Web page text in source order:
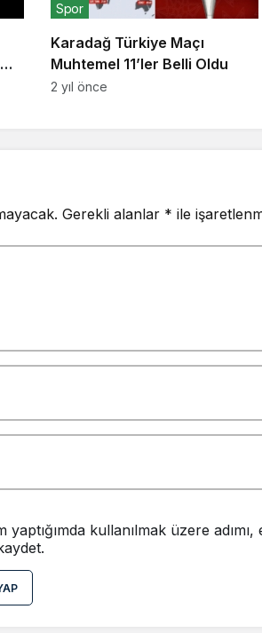
Karadağ Türkiye Maçı
Muhtemel 11’ler Belli Oldu
Spor
2 yıl önce
Gerekli alanlar * ile
kullanılmak üzere